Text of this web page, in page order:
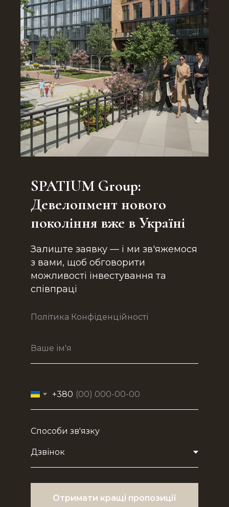
SPATIUM Group:
Девелопмент нового
покоління вже в Україні
Залиште заявку — і ми зв'яжемося
з вами, щоб обговорити
можливості інвестування та
співпраці
Політика Конфіденційності
+380
Способи зв'язку
Отримати кращі пропозиції